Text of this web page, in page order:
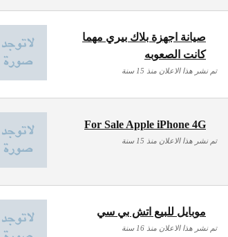
صيانة اجهزة بلاك بيري مهما
كانت الصعوبه
تم نشر هذا الاعلان منذ 15 سنة
For Sale Apple iPhone 4G
تم نشر هذا الاعلان منذ 15 سنة
موبايل للبيع اتش بي سي
تم نشر هذا الاعلان منذ 16 سنة